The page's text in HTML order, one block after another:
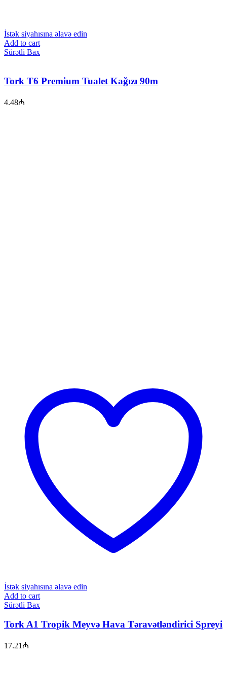
İstək siyahısına əlavə edin
Add to cart
Sürətli Bax
Tork T6 Premium Tualet Kağızı 90m
4.48₼
İstək siyahısına əlavə edin
Add to cart
Sürətli Bax
Tork A1 Tropik Meyvə Hava Təravətləndirici Spreyi
17.21 ₼